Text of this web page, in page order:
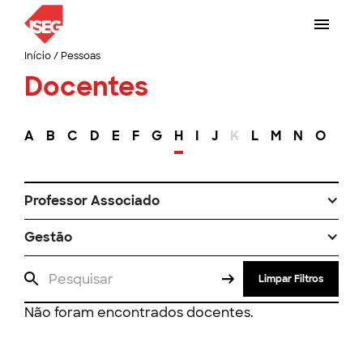
Início/ Pessoas
Docentes
A B C D E F G H I J K L M N O
Professor Associado
Gestão
Limpar Filtros
Não foram encontrados docentes.